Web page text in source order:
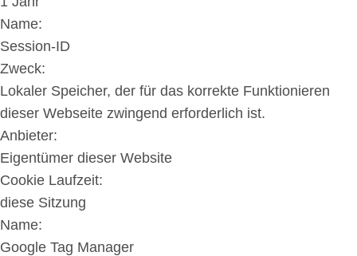
Name:
Session-ID
Zweck:
Lokaler Speicher, der für das korrekte Funktionieren
dieser Webseite zwingend erforderlich ist.
Anbieter:
Eigentümer dieser Website
Cookie Laufzeit:
diese Sitzung
Name:
Google Tag Manager